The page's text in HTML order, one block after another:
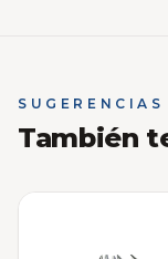
SUGERENCIAS
También